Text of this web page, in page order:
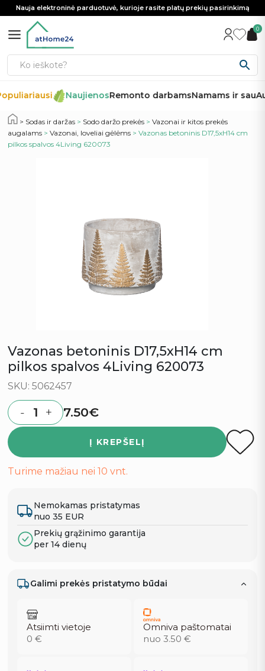
Nauja elektroninė parduotuvė, kurioje rasite platų prekių pasirinkimą
0
NaujienosRemonto darbamsNamams ir sau
Sodas ir daržas > Sodo daržo prekės >Vazonai ir kitos prekės
augalams >Vazonai, loveliai gėlėms > Vazonas betoninis D17,5xH14 cm
pilkos spalvos 4Living 620073
Vazonas betoninis D17,5xH14 cm
pilkos spalvos 4Living 620073
SKU: 5062457
Quantity
- + 7.50€
Į KREPŠELĮ
Turime mažiau nei 10 vnt.
Nemokamas pristatymas
nuo 35 EUR
Prekių grąžinimo garantija
per 14 dienų
Galimi prekės pristatymo būdai
Atsiimti vietoje
0 €
Omniva paštomatai
nuo 3.50 €